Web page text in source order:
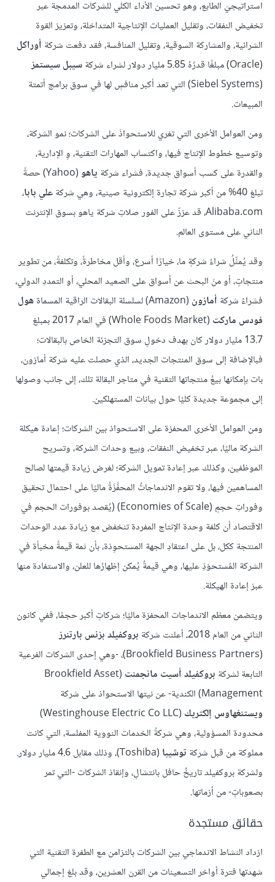
استراتيجيَ الطابع، وهو تحسين الأداء الكلي للشركات المدمجة عبر
تخفيض النفقات، وتقليل العمليات الإنتاجية المتداخلة، وتعزيز القوة
الشرائية، والمشاركة السوقية، وتقليل المنافسة، فقد دفعت شركة أوراكل
(Oracle) مبلغًا قدرُهُ 5.85 مليار دولار لشراء شركة
سيبل سيستمز
(Siebel Systems) التي تعد أكبر منافسٍ لها في سوق برامج أتمتة
المبيعات.
ومن العوامل الأخرى التي تغري للاستحواذَ على الشركات؛ نمو الشركة،
وتوسيع خطوط الإنتاج فيها، واكتساب المهارات التقنية، وِ الإدارية،
والقدرة على كسب أسواق جديدة، فشراء شركة ياهو
(Yahoo) حصةً
تبلغ 40% من أكبر شركة تجارة إلكترونية صينية، وهي شركة
علي بابا،
Alibaba.com، قد عززّ على الفور صلاتِ شركة ياهو بسوق الإنترنت
الثاني على مستوى العالم.
وقد يُمثِّلُ شراءُ شركةٍ ما، خيارًا أسرع، وأقل مخاطرةً، وتكلفةً، من تطوير
منتجاتٍ، أو منَ البحث عن أسواق على الصعيد المحلي، أو التمددِ الدولي،
فشراءُ شركة أمازون (Amazon) لسلسلة البقالات الراقية المسماة
هول
فودس ماركت
(Whole Foods Market) في العام 2017 بمبلغ
13.7 مليار دولار كان بهدف دخولِ سوق التجزئة الخاص بالبقالات؛
فبالإضافة إلى سوق المنتجات الجديد، الذي حصلت عليه شركة أمازون،
بات بإمكانها بيعُ منتجاتها التقنية في متاجر البقالة تلك، إلى جانب وصولها
إلى مجموعة جديدة كليًا حول بيانات المستهلكين.
ومن العوامل الأخرى المحفزة على الاستحواذ بين الشركات؛ إعادة هيكلة
الشركة ماليًا، عبر تخفيض النفقات، وبيع وحدات الشركة، وتسريح
الموظفين، وكذلك عبر إعادة تمويل الشركة؛ لغرض زيادة قيمتها لصالح
المساهمين فيها، ولا تقوم الاندماجاتُ المحفَّزَةُ ماليًا على احتمال تحقيق
وفوراتِ حجمٍ (Economies of Scale) (يُقصد بوفورات الحجم في
الاقتصاد أن كلفة وحدة الإنتاج المفردة تنخفض مع زيادة عدد الوحدات
المنتجة ككل، بل على اعتقادِ الجهة المستحوِذة، بأن ثمة قيمةً مخبأة في
الشركة المُستحوَذِ عليها، وهي قيمةٌ يُمكن إظهارُها للعلن، والاستفادة منها
عبرَ إعادة الهيكلة.
ويتضمن معظم الاندماجات المحفزة ماليًا؛ شركاتٍ أكبر حجمًا، ففي كانون
الثاني من العام 2018، أعلنت شركة
بروكفيلد بزنس بارتنرز
(Brookfield Business Partners)، -وهي إحدى الشركات الفرعية
التابعة لشركة بروكفيلد أسيت مانجمنت (Brookfield Asset
Management) الكندية- عن نيتها الاستحواذ على شركة
ويستنغهاوس إلكتريك
(Westinghouse Electric Co LLC)
محدودة المسؤولية، وهي شركةُ الخدمات النووية المفلسة، التي كانت
مملوكة من قبل شركة توشيبا
(Toshiba)، وذلك مقابل 4.6 مليار دولار.
ولشركة بروكفيلد تاريخٌ حافل بانتشالِ، وإنقاذ الشركات -التي تمر
بصعوباتٍ- من أزماتها.
حقائق مستجدة
ازداد النشاط الاندماجي بين الشركات بالتزامن مع الطفرة التقنية التي
شهدتها فترة أواخر التسعينات من القرن العشرين، وقد بلغ إجمالي